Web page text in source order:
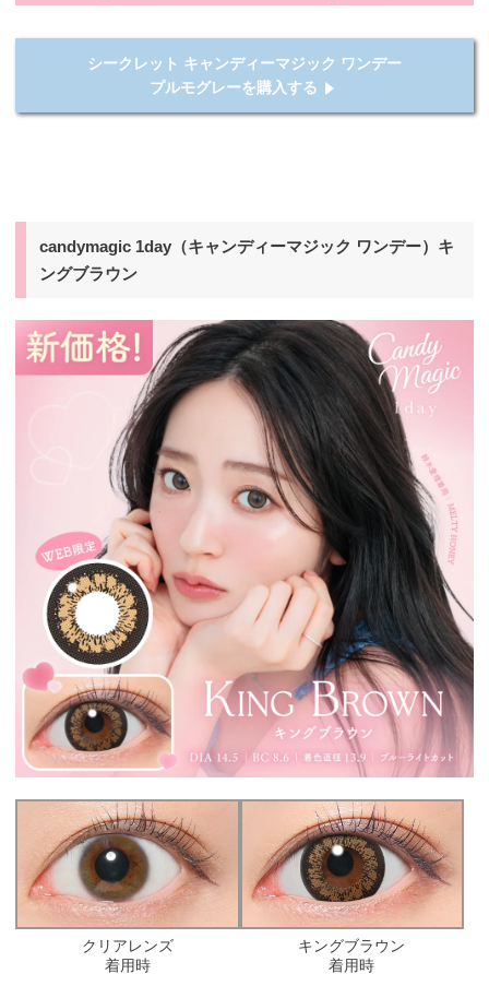
シークレット キャンディーマジック ワンデー
プルモグレーを購入する
candymagic 1day（キャンディーマジック ワンデー）キ
ングブラウン
クリアレンズ
着用時
キングブラウン
着用時